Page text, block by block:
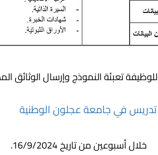
تعبئة النموذج وإرسال الوثائق
في جامعة عجلون الوطنية
خلال أسبوعين من تاريخ 16/9/2024.